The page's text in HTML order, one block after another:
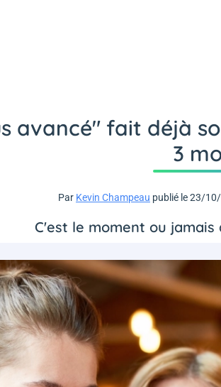
avancé" fait déjà
3
Par Kevin Champeau publié le 23/
C'est le moment ou